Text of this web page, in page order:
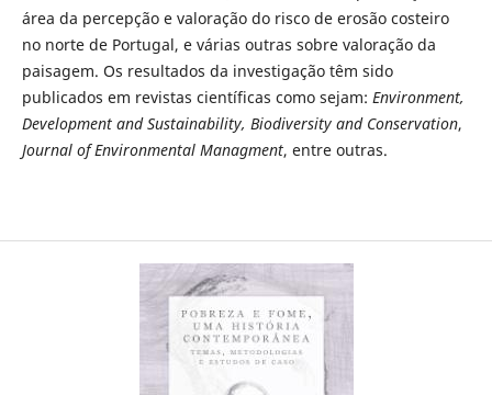
área da percepção e valoração do risco de erosão costeiro
no norte de Portugal, e várias outras sobre valoração da
paisagem. Os resultados da investigação têm sido
publicados em revistas científicas como sejam: Environment,
Development and Sustainability, Biodiversity and Conservation,
Journal of Environmental Managment, entre outras.